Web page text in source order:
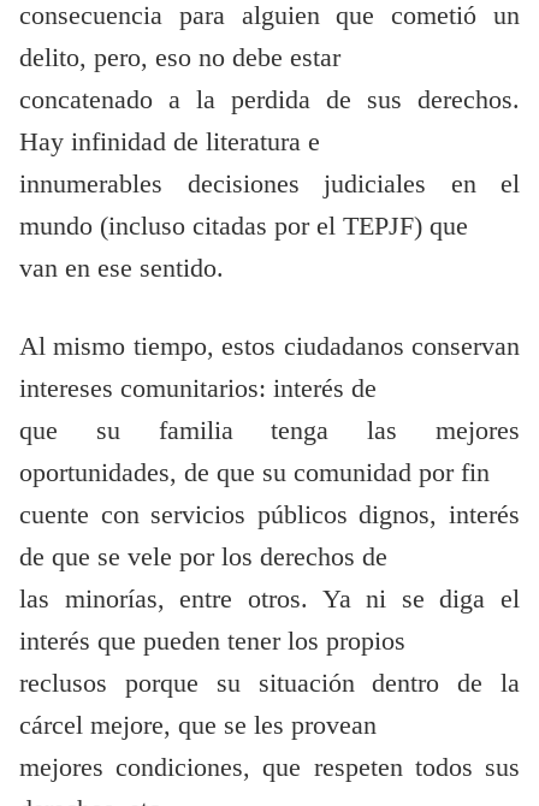
consecuencia para alguien que cometió un
delito, pero, eso no debe estar
concatenado a la perdida de sus derechos.
Hay infinidad de literatura e
innumerables decisiones judiciales en el
mundo (incluso citadas por el TEPJF) que
van en ese sentido.
Al mismo tiempo, estos ciudadanos conservan
intereses comunitarios: interés de
que su familia tenga las mejores
oportunidades, de que su comunidad por fin
cuente con servicios públicos dignos, interés
de que se vele por los derechos de
las minorías, entre otros. Ya ni se diga el
interés que pueden tener los propios
reclusos porque su situación dentro de la
cárcel mejore, que se les provean
mejores condiciones, que respeten todos sus